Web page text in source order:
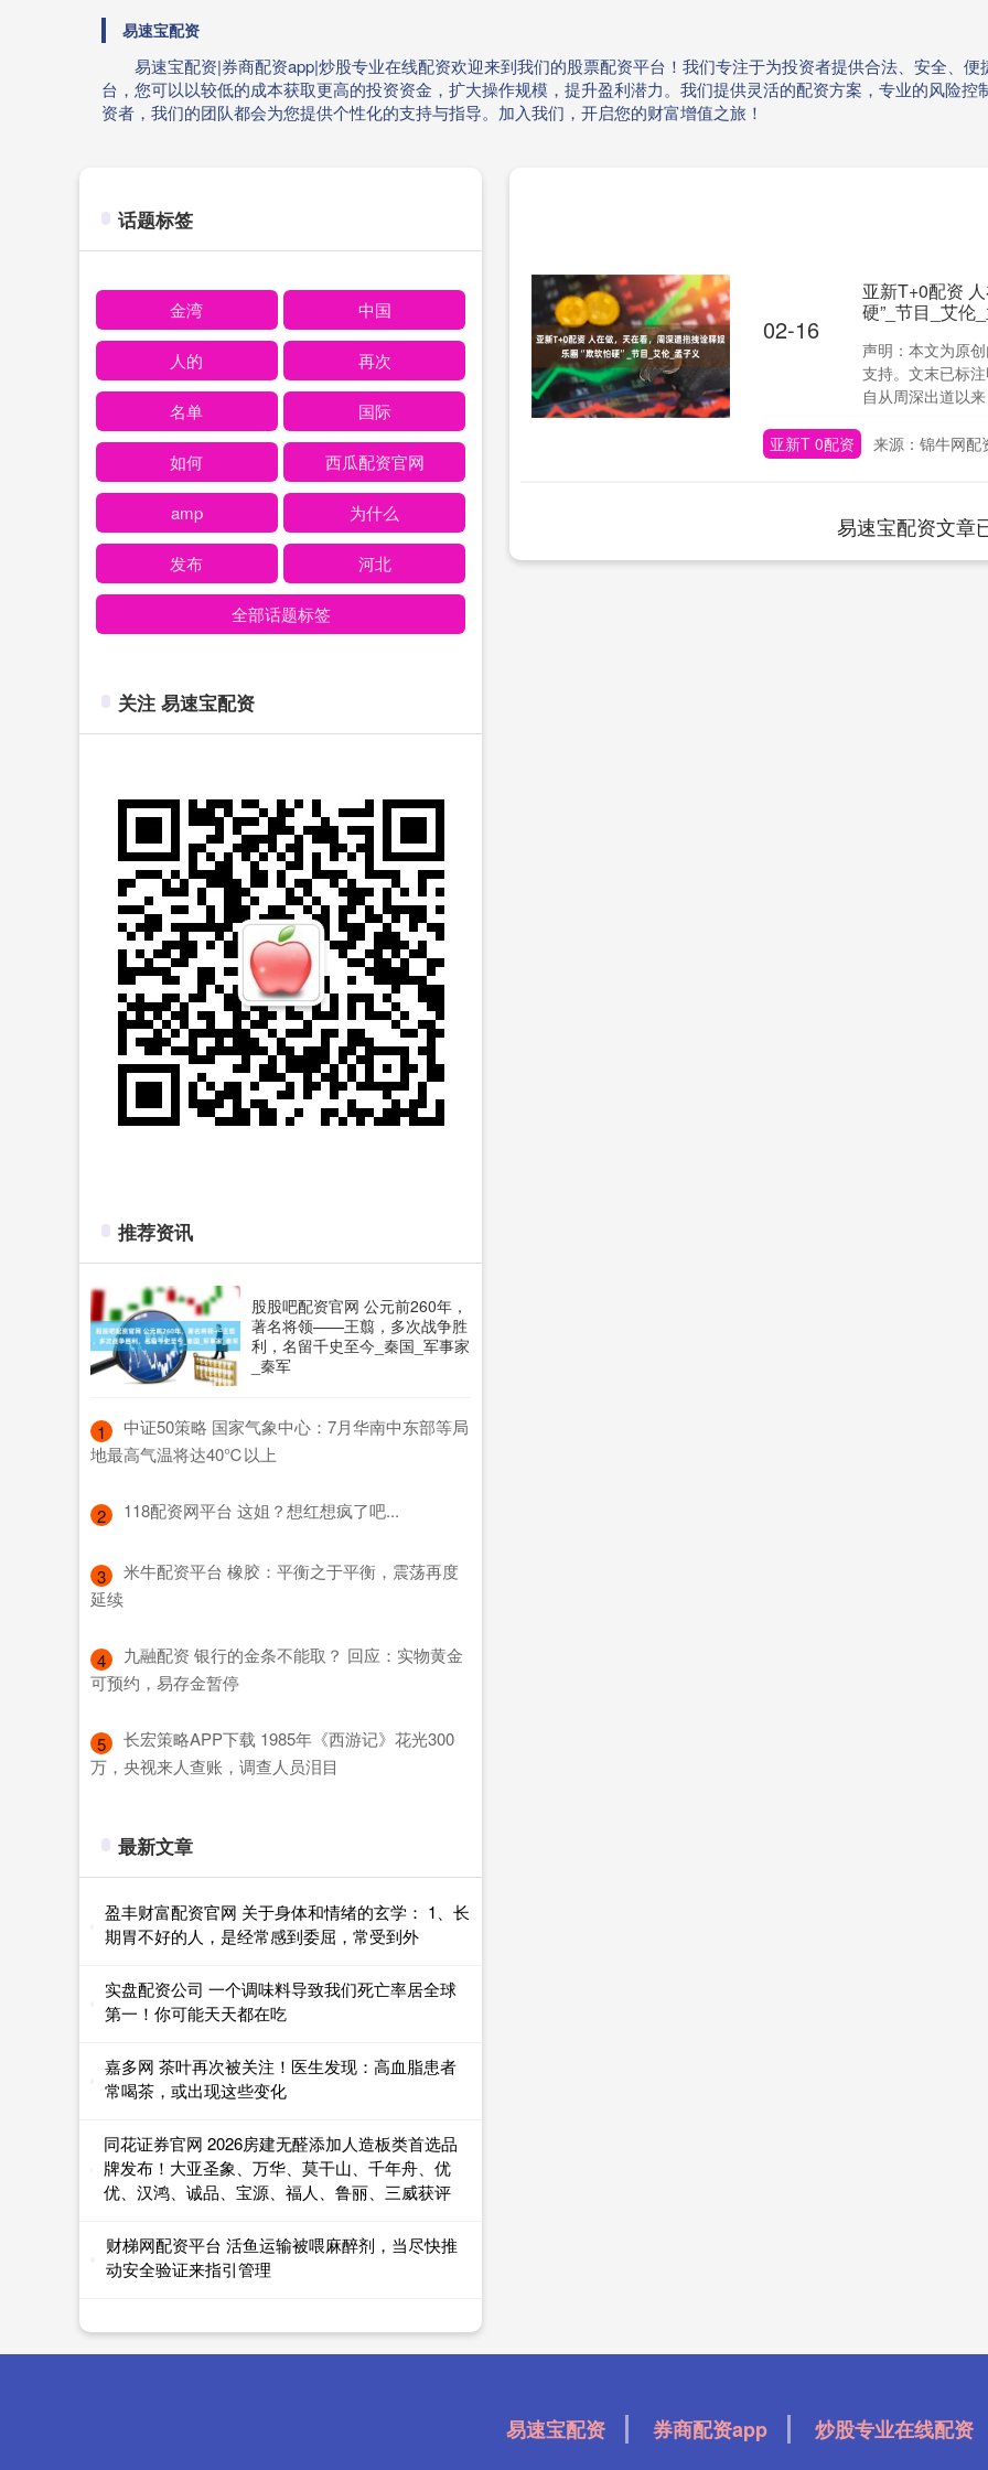
易速宝配资
易速宝配资|券商配资app|炒股专业在线配资欢迎来到我们的股票配资平台！我们专注于为投资者提供合法、安全、
台，您可以以较低的成本获取更高的投资资金，扩大操作规模，提升盈利潜力。我们提供灵活的配资方案，专业的风险
资者，我们的团队都会为您提供个性化的支持与指导。加入我们，开启您的财富增值之旅！
02-16
亚新T+0配资
硬”_节目_艾伦
声明：本文为原
支持。文末已标
自从周深出道以
亚新T 0配资 来源：锦牛网配
易速宝配资文章
话题标签
金湾 中国
人的 再次
名单 国际
如何 西瓜配资官网
amp 为什么
发布 河北
全部话题标签
关注 易速宝配资
推荐资讯
股股吧配资官网 公元前260年，
著名将领——王翦，多次战争胜
利，名留千史至今_秦国_军事家
_秦军
1
​中证50策略 国家气象中心：7月华南中东部等局
地最高气温将达40℃以上
2 ​118配资网平台 这姐？想红想疯了吧...
3
​米牛配资平台 橡胶：平衡之于平衡，震荡再度
延续
4
​九融配资 银行的金条不能取？ 回应：实物黄金
可预约，易存金暂停
5
​长宏策略APP下载 1985年《西游记》花光300
万，央视来人查账，调查人员泪目
最新文章
盈丰财富配资官网 关于身体和情绪的玄学： 1、长
期胃不好的人，是经常感到委屈，常受到外
实盘配资公司 一个调味料导致我们死亡率居全球
第一！你可能天天都在吃
嘉多网 茶叶再次被关注！医生发现：高血脂患者
常喝茶，或出现这些变化
同花证券官网 2026房建无醛添加人造板类首选品
牌发布！大亚圣象、万华、莫干山、千年舟、优
优、汉鸿、诚品、宝源、福人、鲁丽、三威获评
财梯网配资平台 活鱼运输被喂麻醉剂，当尽快推
动安全验证来指引管理
易速宝配资 券商配资app 炒股专业在线配资